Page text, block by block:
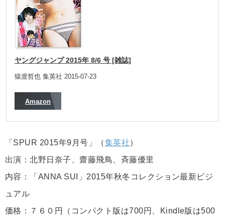
ヤングジャンプ 2015年 8/6 号 [雑誌]
猿渡哲也 集英社 2015-07-23
Amazon
「SPUR 2015年9月号」（集英社）
出演：北野日奈子、齋藤飛鳥、斉藤優里
内容：「ANNA SUI」2015年秋冬コレクション最新ビジ
ュアル
価格：７６０円（コンパクト版は700円、Kindle版は500